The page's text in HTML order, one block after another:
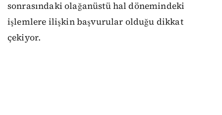
sonrasındaki olağanüstü hal dönemindeki
işlemlere ilişkin başvurular olduğu dikkat
çekiyor.